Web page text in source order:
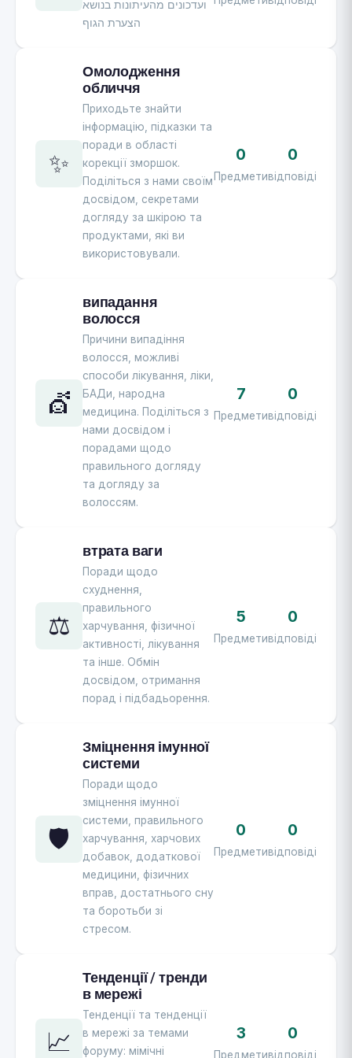
ועדכונים מהעיתונות בנושא
הצערת הגוף
✨
Омолодження
обличчя
Приходьте знайти
інформацію, підказки та
поради в області
корекції зморшок.
Поділіться з нами своїм
досвідом, секретами
догляду за шкірою та
продуктами, які ви
використовували.
0
Предмети
0
відповіді
💇
випадання
волосся
Причини випадіння
волосся, можливі
способи лікування, ліки,
БАДи, народна
медицина. Поділіться з
нами досвідом і
порадами щодо
правильного догляду
та догляду за
волоссям.
7
Предмети
0
відповіді
⚖️
втрата ваги
Поради щодо
схуднення,
правильного
харчування, фізичної
активності, лікування
та інше. Обмін
досвідом, отримання
порад і підбадьорення.
5
Предмети
0
відповіді
🛡️
Зміцнення імунної
системи
Поради щодо
зміцнення імунної
системи, правильного
харчування, харчових
добавок, додаткової
медицини, фізичних
вправ, достатнього сну
та боротьби зі
стресом.
0
Предмети
0
відповіді
📈
Тенденції / тренди
в мережі
Тенденції та тенденції
в мережі за темами
форуму: мімічні
3
Предмети
0
відповіді